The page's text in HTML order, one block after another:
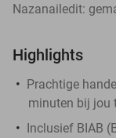
Nazanailedit:
Highlights
Prachtige
minuten bij jou
Inclusief BIAB